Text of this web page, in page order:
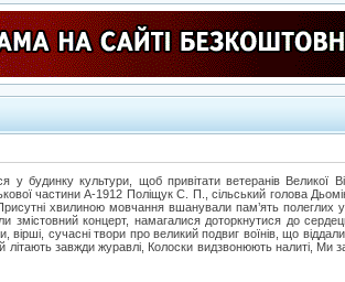
у будинку культури, щоб привітати ветеранів Великої
частини А-1912 Поліщук С. П., сільський голова
хвилиною мовчання вшанували пам’ять полеглих у
змістовний концерт, намагалися доторкнутися до
вірші, сучасні твори про великий подвиг воїнів, що
завжди журавлі, Колоски видзвонюють налиті, Ми